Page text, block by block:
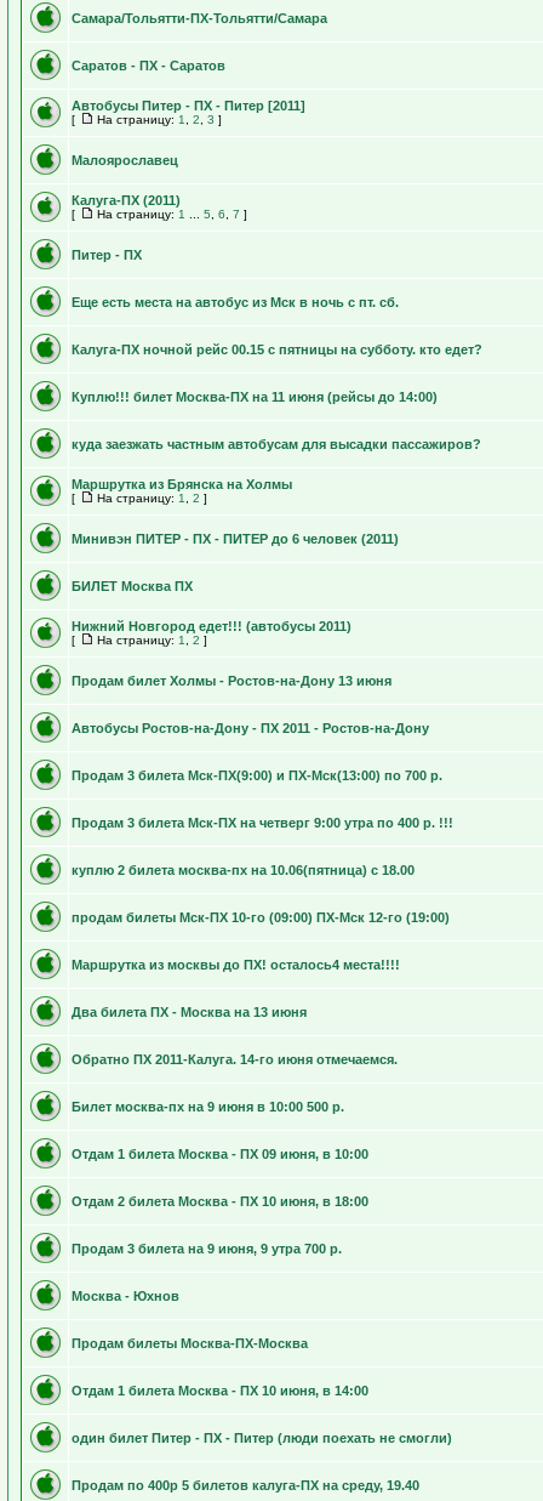
Самара/Тольятти-ПХ-Тольятти/Самара
Саратов - ПХ - Саратов
Автобусы Питер - ПХ - Питер [2011]
[ На страницу: 1 2 3 ]
Малоярославец
Калуга-ПХ (2011)
[ На страницу: 1 5 6 7 ]
Питер - ПХ
Еще есть места на автобус из Мск в ночь с пт. сб.
Калуга-ПХ ночной рейс 00.15 с пятницы на субботу. кто едет?
Куплю!!! билет Москва-ПХ на 11 июня (рейсы до 14:00)
куда заезжать частным автобусам для высадки пассажиров?
Маршрутка из Брянска на Холмы
[ На страницу: 1 2 ]
Минивэн ПИТЕР - ПХ - ПИТЕР до 6 человек (2011)
БИЛЕТ Москва ПХ
Нижний Новгород едет!!! (автобусы 2011)
[ На страницу: 1 2 ]
Продам билет Холмы - Ростов-на-Дону 13 июня
Автобусы Ростов-на-Дону - ПХ 2011 - Ростов-на-Дону
Продам 3 билета Мск-ПХ(9:00) и ПХ-Мск(13:00) по 700 р.
Продам 3 билета Мск-ПХ на четверг 9:00 утра по 400 р. !!!
куплю 2 билета москва-пх на 10.06(пятница) с 18.00
продам билеты Мск-ПХ 10-го (09:00) ПХ-Мск 12-го (19:00)
Маршрутка из москвы до ПХ! осталось4 места!!!!
Два билета ПХ - Москва на 13 июня
Обратно ПХ 2011-Калуга. 14-го июня отмечаемся.
Билет москва-пх на 9 июня в 10:00 500 р.
Отдам 1 билета Москва - ПХ 09 июня, в 10:00
Отдам 2 билета Москва - ПХ 10 июня, в 18:00
Продам 3 билета на 9 июня, 9 утра 700 р.
Москва - Юхнов
Продам билеты Москва-ПХ-Москва
Отдам 1 билета Москва - ПХ 10 июня, в 14:00
один билет Питер - ПХ - Питер (люди поехать не смогли)
Продам по 400р 5 билетов калуга-ПХ на среду, 19.40